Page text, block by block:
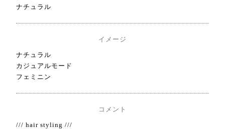
ナチュラル
イメージ
ナチュラル
カジュアルモード
フェミニン
コメント
/// hair styling ///